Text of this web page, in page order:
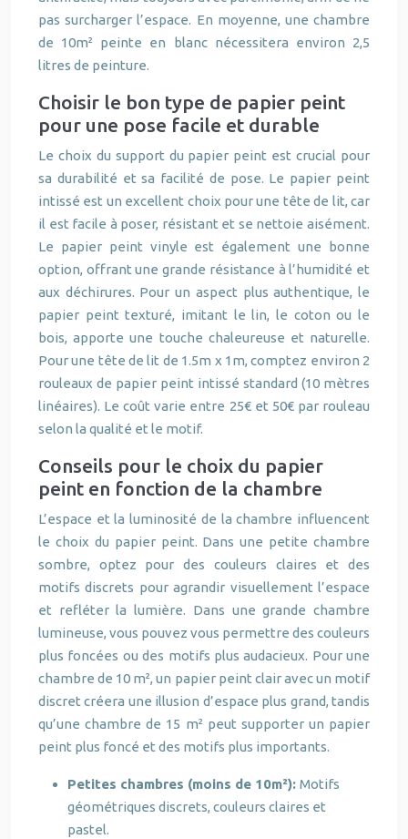
pas surcharger l’espace. En moyenne, une chambre
de 10m² peinte en blanc nécessitera environ 2,5
litres de peinture.
Choisir le bon type de papier peint
pour une pose facile et durable
Le choix du support du papier peint est crucial pour
sa durabilité et sa facilité de pose. Le papier peint
intissé est un excellent choix pour une tête de lit, car
il est facile à poser, résistant et se nettoie aisément.
Le papier peint vinyle est également une bonne
option, offrant une grande résistance à l’humidité et
aux déchirures. Pour un aspect plus authentique, le
papier peint texturé, imitant le lin, le coton ou le
bois, apporte une touche chaleureuse et naturelle.
Pour une tête de lit de 1.5m x 1m, comptez environ 2
rouleaux de papier peint intissé standard (10 mètres
linéaires). Le coût varie entre 25€ et 50€ par rouleau
selon la qualité et le motif.
Conseils pour le choix du papier
peint en fonction de la chambre
L’espace et la luminosité de la chambre influencent
le choix du papier peint. Dans une petite chambre
sombre, optez pour des couleurs claires et des
motifs discrets pour agrandir visuellement l’espace
et refléter la lumière. Dans une grande chambre
lumineuse, vous pouvez vous permettre des couleurs
plus foncées ou des motifs plus audacieux. Pour une
chambre de 10 m², un papier peint clair avec un motif
discret créera une illusion d’espace plus grand, tandis
qu’une chambre de 15 m² peut supporter un papier
peint plus foncé et des motifs plus importants.
Petites chambres (moins de 10m²): Motifs
géométriques discrets, couleurs claires et
pastel.